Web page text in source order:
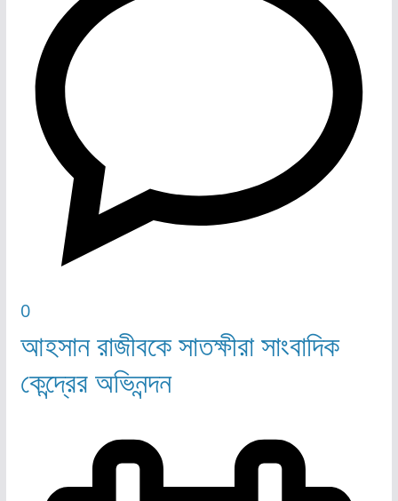
0
আহসান রাজীবকে সাতক্ষীরা সাংবাদিক
কেন্দ্রের অভিনন্দন